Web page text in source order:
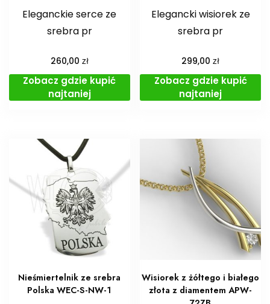
Eleganckie serce ze
srebra pr
260,00 zł
Zobacz gdzie kupić
najtaniej
Elegancki wisiorek ze
srebra pr
299,00zł
Zobacz gdzie kupić
najtaniej
Nieśmiertelnik ze srebra
Polska WEC-S-NW-1
Wisiorek z żółtego i białego
złota z diamentem APW-